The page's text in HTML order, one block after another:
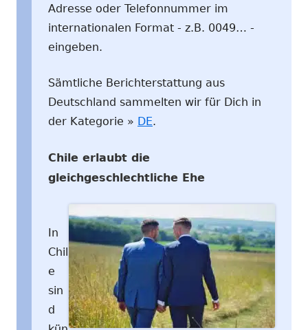
Fenster
öffnen
Adresse oder Telefonnummer im
internationalen Format - z.B. 0049… -
eingeben.
Sämtliche Berichterstattung aus
Deutschland sammelten wir für Dich in
der Kategorie » DE.
Chile erlaubt die
gleichgeschlechtliche Ehe
In
Chil
e
sin
d